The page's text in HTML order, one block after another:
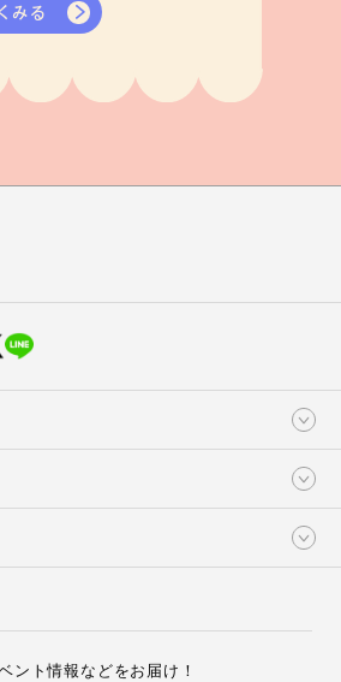
みる
ント情報などをお届け！